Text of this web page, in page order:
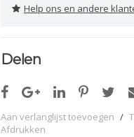
Help ons en andere klanten
Delen
Aan verlanglijst toevoegen /
Afdrukken